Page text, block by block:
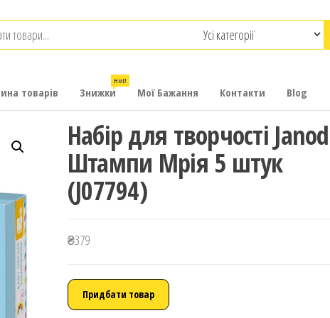
товарів Знижки
Hot!
Мої Бажання Контакти Blog
Набір для творчості Janod
Штампи Мрія 5 штук
(J07794)
₴379
Придбати товар